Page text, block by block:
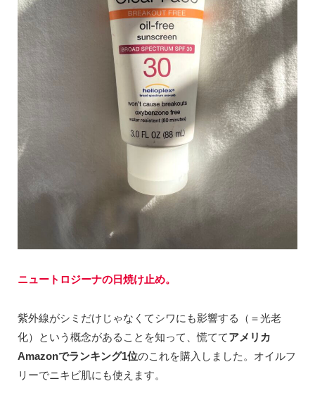
ニュートロジーナの日焼け止め。
紫外線がシミだけじゃなくてシワにも影響する（＝光老
化）という概念があることを知って、慌ててアメリカ
Amazonでランキング1位のこれを購入しました。オイルフ
リーでニキビ肌にも使えます。